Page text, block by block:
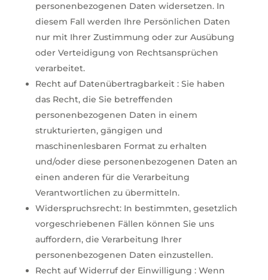
personenbezogenen Daten widersetzen. In
diesem Fall werden Ihre Persönlichen Daten
nur mit Ihrer Zustimmung oder zur Ausübung
oder Verteidigung von Rechtsansprüchen
verarbeitet.
Recht auf Datenübertragbarkeit : Sie haben
das Recht, die Sie betreffenden
personenbezogenen Daten in einem
strukturierten, gängigen und
maschinenlesbaren Format zu erhalten
und/oder diese personenbezogenen Daten an
einen anderen für die Verarbeitung
Verantwortlichen zu übermitteln.
Widerspruchsrecht: In bestimmten, gesetzlich
vorgeschriebenen Fällen können Sie uns
auffordern, die Verarbeitung Ihrer
personenbezogenen Daten einzustellen.
Recht auf Widerruf der Einwilligung : Wenn